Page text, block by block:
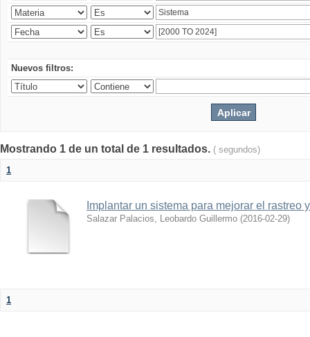
Nuevos filtros:
Mostrando 1 de un total de 1 resultados. ( segundos)
1
Implantar un sistema para mejorar el rastreo
Salazar Palacios, Leobardo Guillermo (2016-02-29)
1